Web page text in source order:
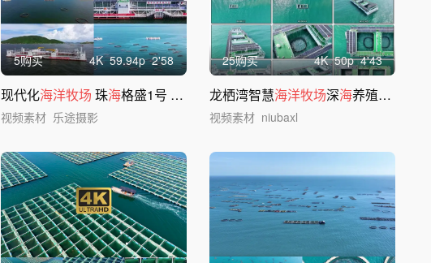
5购买 4K 59.94p 2'58
现代化海洋牧场 珠海格盛1号 海洋 经济
视频素材 乐途摄影
25购买 4K 50p 4'43
龙栖湾智慧海洋牧场深海养殖现代渔业
视频素材 niubaxl